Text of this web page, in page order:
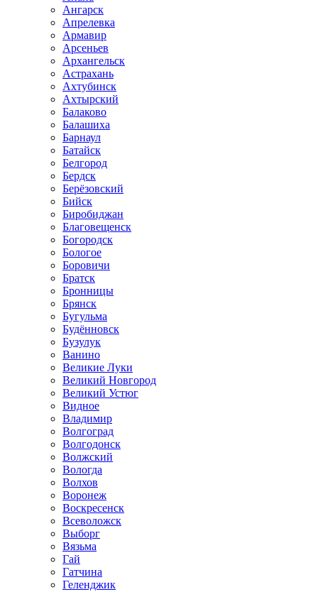
Ангарск
Апрелевка
Армавир
Арсеньев
Архангельск
Астрахань
Ахтубинск
Ахтырский
Балаково
Балашиха
Барнаул
Батайск
Белгород
Бердск
Берёзовский
Бийск
Биробиджан
Благовещенск
Богородск
Бологое
Боровичи
Братск
Бронницы
Брянск
Бугульма
Будённовск
Бузулук
Ванино
Великие Луки
Великий Новгород
Великий Устюг
Видное
Владимир
Волгоград
Волгодонск
Волжский
Вологда
Волхов
Воронеж
Воскресенск
Всеволожск
Выборг
Вязьма
Гай
Гатчина
Геленджик